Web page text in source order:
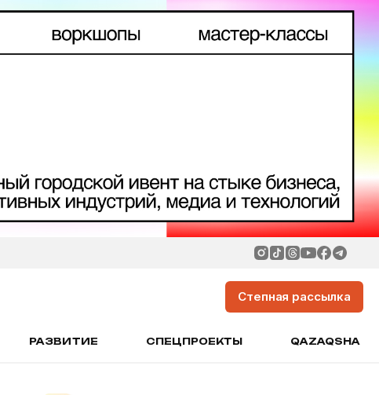
Степная рассылка
РАЗВИТИЕ СПЕЦПРОЕКТЫ QAZAQSHA